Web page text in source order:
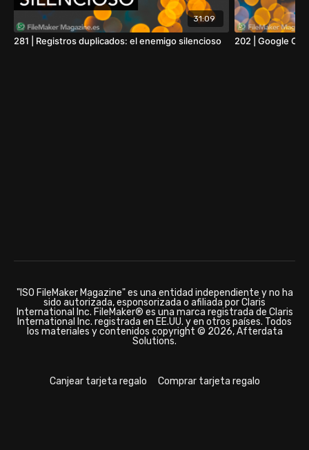
31:09
281 | Registros duplicados: el enemigo silencioso 202 | Google
"ISO FileMaker Magazine" es una entidad independiente y no ha
sido autorizada, esponsorizada o afiliada por Claris
International Inc. FileMaker® es una marca registrada de Claris
International Inc. registrada en EE.UU. y en otros países. Todos
los materiales y contenidos copyright © 2026, Afterdata
Solutions.
Canjear tarjeta regalo Comprar tarjeta regalo